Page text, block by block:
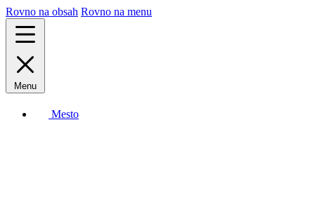
Rovno na obsah Rovno na menu
Menu
Mesto